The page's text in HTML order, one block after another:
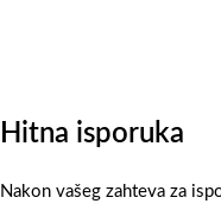
Hitna isporuka
Nakon vašeg zahteva za